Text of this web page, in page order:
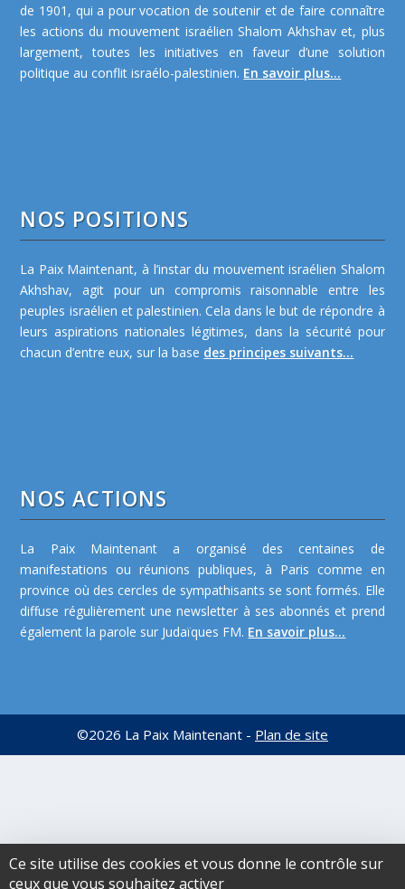
de 1901, qui a pour vocation de soutenir et de faire connaître
les actions du mouvement israélien Shalom Akhshav et, plus
largement, toutes les initiatives en faveur d’une solution
politique au conflit israélo-palestinien. En savoir plus...
NOS POSITIONS
La Paix Maintenant, à l’instar du mouvement israélien Shalom
Akhshav, agit pour un compromis raisonnable entre les
peuples israélien et palestinien. Cela dans le but de répondre à
leurs aspirations nationales légitimes, dans la sécurité pour
chacun d’entre eux, sur la base des principes suivants...
NOS ACTIONS
La Paix Maintenant a organisé des centaines de
manifestations ou réunions publiques, à Paris comme en
province où des cercles de sympathisants se sont formés. Elle
diffuse régulièrement une newsletter à ses abonnés et prend
également la parole sur Judaïques FM. En savoir plus...
©2026 La Paix Maintenant - Plan de site
Ce site utilise des cookies et vous donne le contrôle sur
ceux que vous souhaitez activer